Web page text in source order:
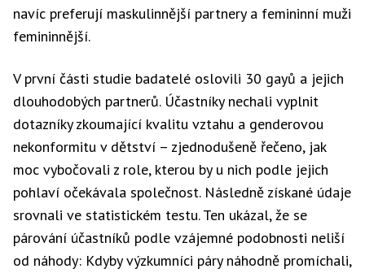
navíc preferují maskulinnější partnery a femininní muži
femininnější.
V první části studie badatelé oslovili 30 gayů a jejich
dlouhodobých partnerů. Účastníky nechali vyplnit
dotazníky zkoumající kvalitu vztahu a genderovou
nekonformitu v dětství – zjednodušeně řečeno, jak
moc vybočovali z role, kterou by u nich podle jejich
pohlaví očekávala společnost. Následně získané údaje
srovnali ve statistickém testu. Ten ukázal, že se
párování účastníků podle vzájemné podobnosti neliší
od náhody: Kdyby výzkumníci páry náhodně promíchali,